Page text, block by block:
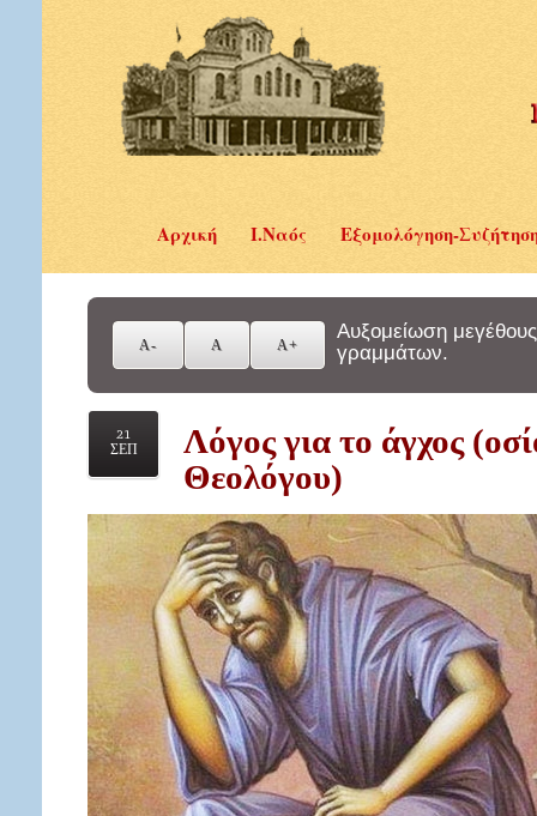
Αρχική Ι.Ναός Εξομολόγηση-
Αυξομείωση μεγέθους
γραμμάτων.
21
ΣΕΠ
Λόγος για το άγχος
Θεολόγου)